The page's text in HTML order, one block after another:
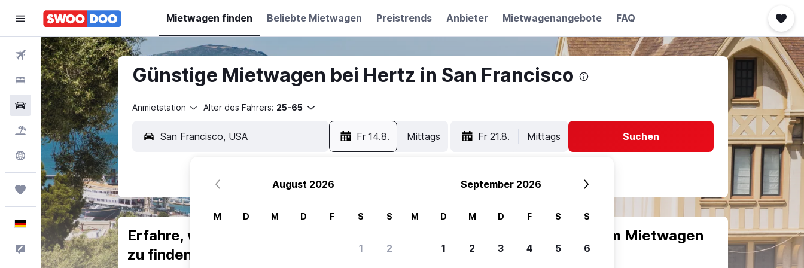
Mietwagen finden Beliebte Mietwagen Preistrends Anbieter Mietwagenangebote FAQ
Flüge
Hotels
Mietwagen
Pauschalreisen
Explore
Trips
Deutsch
Feedback
Günstige Mietwagen bei Hertz in San Francisco
Anmietstation Alter des Fahrers: 25-65
Fr 14.8. Mittags Fr 21.8. Mittags Suchen
Erfahre, warum unsere Reisenden sich für SWOODOO entscheiden, um Mietwagen
zu finden.
August 2026
M D M D F S S
1 2
September 2026
M D M D F S S
1 2 3 4 5 6